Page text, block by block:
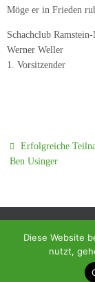
Möge er in Frieden
Schachclub
Werner Weller
1. Vorsitzender
Erfolgreiche
Ben Usinger
©
Diese Website
nutzt,